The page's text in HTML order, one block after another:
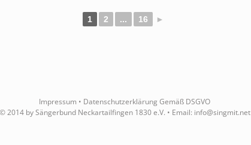
1 2 ... 16 ►
Impressum • Datenschutzerklärung Gemäß DSGVO
© 2014 by Sängerbund Neckartailfingen 1830 e.V. • Email: info@singmit.net